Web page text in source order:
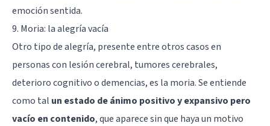
emoción sentida.
9. Moria: la alegría vacía
Otro tipo de alegría, presente entre otros casos en
personas con lesión cerebral, tumores cerebrales,
deterioro cognitivo o demencias, es la moria. Se entiende
como tal un estado de ánimo positivo y expansivo pero
vacío en contenido, que aparece sin que haya un motivo